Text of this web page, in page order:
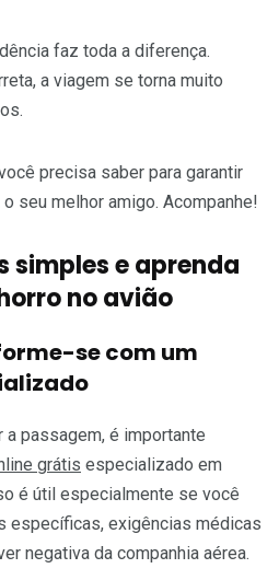
faz toda a diferença.
a viagem se torna muito
precisa saber para garantir
seu melhor amigo. Acompanhe!
simples e aprenda
no avião
se com um
passagem, é importante
grátis especializado em
é útil especialmente se você
específicas, exigências médicas
negativa da companhia aérea.